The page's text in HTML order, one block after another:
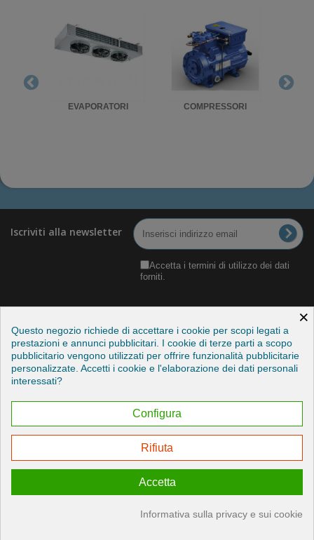
EVAPORATORI COMPRESSORI
Iscriviti alla newsletter
Accetta i termini di utilizzo dei dati
forniti.
Categorie
Informazioni
×
Questo negozio richiede di accettare i cookie per scopi legati a
prestazioni e annunci pubblicitari. I cookie di terze parti a scopo
pubblicitario vengono utilizzati per offrire funzionalità pubblicitarie
personalizzate. Accetti i cookie e l'elaborazione dei dati personali
interessati?
Configura
Rifiuta
Accetta
Informativa sulla privacy e sui cookie